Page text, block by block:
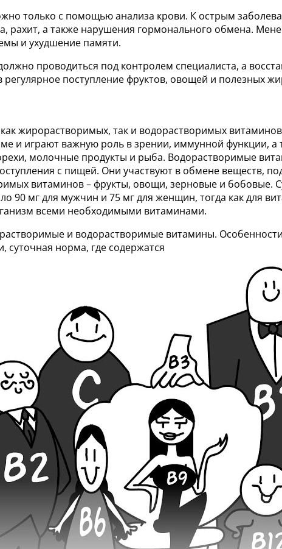
только с помощью анализа крови. К острым
рахит, а также нарушения гормонального обмена.
и ухудшение памяти.
проводиться под контролем специалиста, а
поступление фруктов, овощей и полезных
жирорастворимых, так и водорастворимых
и играют важную роль в зрении, иммунной функции, а
молочные продукты и рыба. Водорастворимые
с пищей. Они участвуют в обмене веществ,
витаминов – фрукты, овощи, зерновые и бобовые.
90 мг для мужчин и 75 мг для женщин, тогда как для
всеми необходимыми витаминами.